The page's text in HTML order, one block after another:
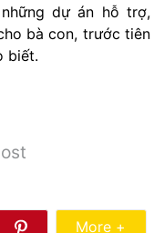
dự án hỗ trợ,
bà con, trước tiên
biết.
Share
More +